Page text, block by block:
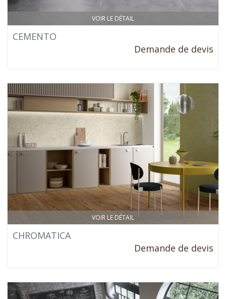
VOIR LE DÉTAIL
CEMENTO
Demande de devis
VOIR LE DÉTAIL
CHROMATICA
Demande de devis